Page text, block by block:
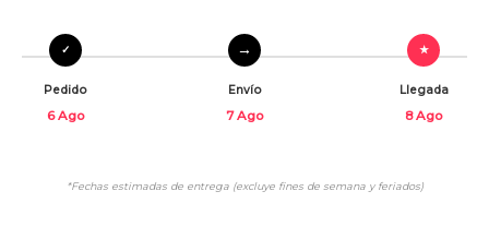
Pedido
6 Ago
Envío
7 Ago
Llegada
8 Ago
*Fechas estimadas de entrega (excluye fines de semana y feriados)